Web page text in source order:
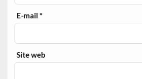
E-mail*
Site web